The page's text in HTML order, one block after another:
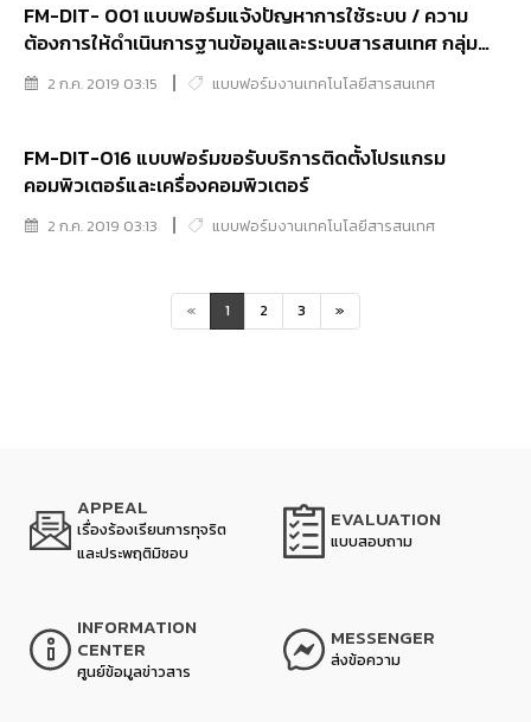
FM-DIT- 001 แบบฟอร์มแจ้งปัญหาการใช้ระบบ / ความ
ต้องการให้ดำเนินการฐานข้อมูลและระบบสารสนเทศ กลุ่ม
ฐานข้อมูลและระบบสารสนเทศ กองสารสนเทศ
นิติวิทยาศาสตร์
2 ก.ค. 2019 03:15 แบบฟอร์มงานเทคโนโลยีสารสนเทศ
FM-DIT-016 แบบฟอร์มขอรับบริการติดตั้งโปรแกรม
คอมพิวเตอร์และเครื่องคอมพิวเตอร์
2 ก.ค. 2019 03:13 แบบฟอร์มงานเทคโนโลยีสารสนเทศ
« 1 2 3 »
APPEAL
เรื่องร้องเรียนการทุจริต
และประพฤติมิชอบ
EVALUATION
แบบสอบถาม
INFORMATION
CENTER
ศูนย์ข้อมูลข่าวสาร
MESSENGER
ส่งข้อความ